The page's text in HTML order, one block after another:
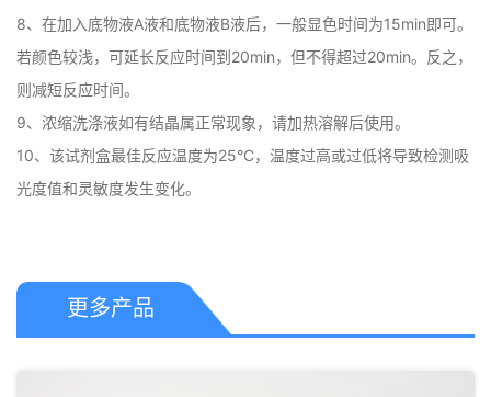
8、在加入底物液A液和底物液B液后，一般显色时间为15min即可。
若颜色较浅，可延长反应时间到20min，但不得超过20min。反之，
则减短反应时间。
9、浓缩洗涤液如有结晶属正常现象，请加热溶解后使用。
10、该试剂盒最佳反应温度为25°C，温度过高或过低将导致检测吸
光度值和灵敏度发生变化。
更多产品